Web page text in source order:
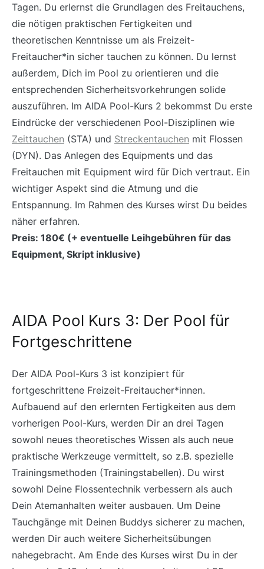
Tagen. Du erlernst die Grundlagen des Freitauchens,
die nötigen praktischen Fertigkeiten und
theoretischen Kenntnisse um als Freizeit-
Freitaucher*in sicher tauchen zu können. Du lernst
außerdem, Dich im Pool zu orientieren und die
entsprechenden Sicherheitsvorkehrungen solide
auszuführen. Im AIDA Pool-Kurs 2 bekommst Du erste
Eindrücke der verschiedenen Pool-Disziplinen wie
Zeittauchen (STA) und Streckentauchen mit Flossen
(DYN). Das Anlegen des Equipments und das
Freitauchen mit Equipment wird für Dich vertraut. Ein
wichtiger Aspekt sind die Atmung und die
Entspannung. Im Rahmen des Kurses wirst Du beides
näher erfahren.
Preis: 180€ (+ eventuelle Leihgebühren für das
Equipment, Skript inklusive)
AIDA Pool Kurs 3: Der Pool für
Fortgeschrittene
Der AIDA Pool-Kurs 3 ist konzipiert für
fortgeschrittene Freizeit-Freitaucher*innen.
Aufbauend auf den erlernten Fertigkeiten aus dem
vorherigen Pool-Kurs, werden Dir an drei Tagen
sowohl neues theoretisches Wissen als auch neue
praktische Werkzeuge vermittelt, so z.B. spezielle
Trainingsmethoden (Trainingstabellen). Du wirst
sowohl Deine Flossentechnik verbessern als auch
Dein Atemanhalten weiter ausbauen. Um Deine
Tauchgänge mit Deinen Buddys sicherer zu machen,
werden Dir auch weitere Sicherheitsübungen
nahegebracht. Am Ende des Kurses wirst Du in der